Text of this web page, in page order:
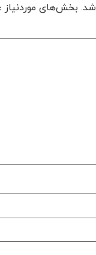
شد. بخش‌های موردنیاز